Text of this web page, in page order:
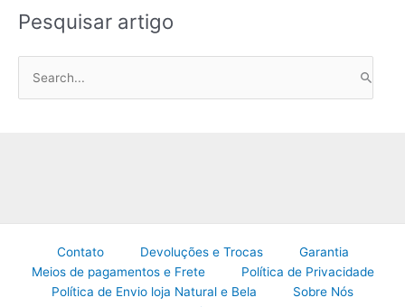
Pesquisar artigo
Contato Devoluções e Trocas
Garantia
Meios de pagamentos e Frete
Política de Privacidade
Política de Envio loja Natural e Bela
Sobre Nós